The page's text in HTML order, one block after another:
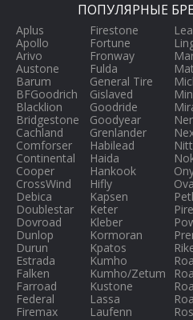
ПОПУЛЯРНЫЕ
Aplus
Apollo
Arivo
Austone
Barum
BFGoodrich
Blacklion
Bridgestone
Cachland
Comforser
Continental
Cooper
CrossWind
Debica
Doublestar
Dovroad
Dunlop
Durun
Estrada
Falken
Farroad
Federal
Firemax
Firestone
Fortune
Fronway
Fulda
General Tire
Gislaved
Goodride
Goodyear
Grenlander
Habilead
Haida
Hankook
Hifly
Kapsen
Keter
Kleber
Kormoran
Kpatos
Kumho
Kumho/Zetum
Kustone
Lassa
Laufenn